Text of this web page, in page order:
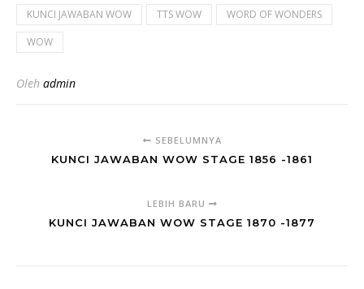
KUNCI JAWABAN WOW
TTS WOW
WORD OF WONDERS
WOW
Oleh admin
SEBELUMNYA
KUNCI JAWABAN WOW STAGE 1856 -1861
LEBIH BARU
KUNCI JAWABAN WOW STAGE 1870 -1877